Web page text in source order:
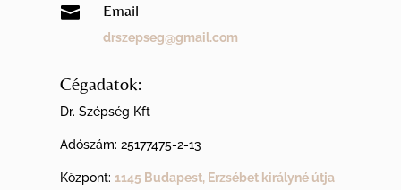
 Email
drszepseg@gmail.com
Cégadatok:
Dr. Szépség Kft
Adószám:25177475-2-13
Központ:1145 Budapest, Erzsébet királyné útja